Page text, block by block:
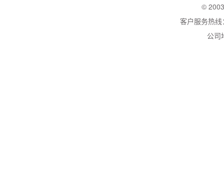
©
客户服务热
公司